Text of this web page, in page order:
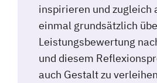
inspirieren und zugleich
einmal grundsätzlich
Leistungsbewertung
und diesem
auch Gestalt zu